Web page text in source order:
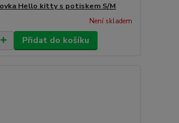
Hello kitty s potiskem S/M
Není skladem
Přidat do košíku